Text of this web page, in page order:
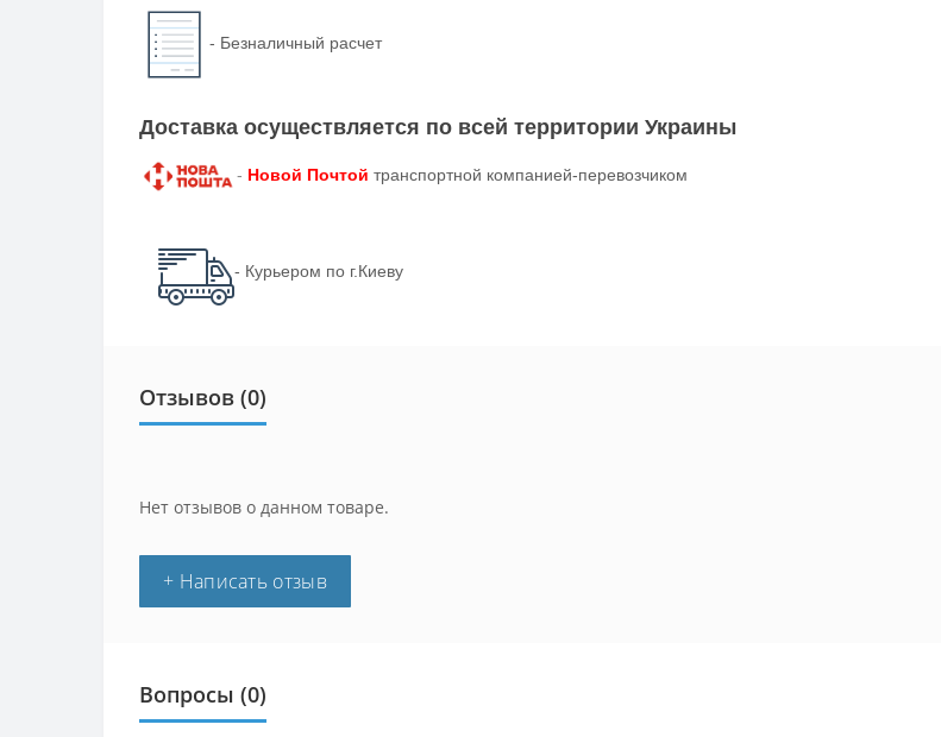
- Безналичный расчет
Доставка осуществляется по всей территории Украины
- Новой Почтой транспортной компанией-перевозчиком
- Курьером по г.Киеву
Отзывов (0)
Нет отзывов о данном товаре.
+ Написать отзыв
Вопросы (0)